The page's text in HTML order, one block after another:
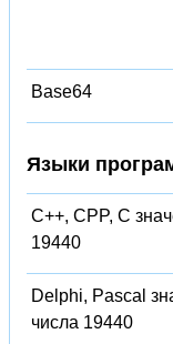
Base64
Языки
C++, CPP, C
19440
Delphi, Pascal
числа 19440